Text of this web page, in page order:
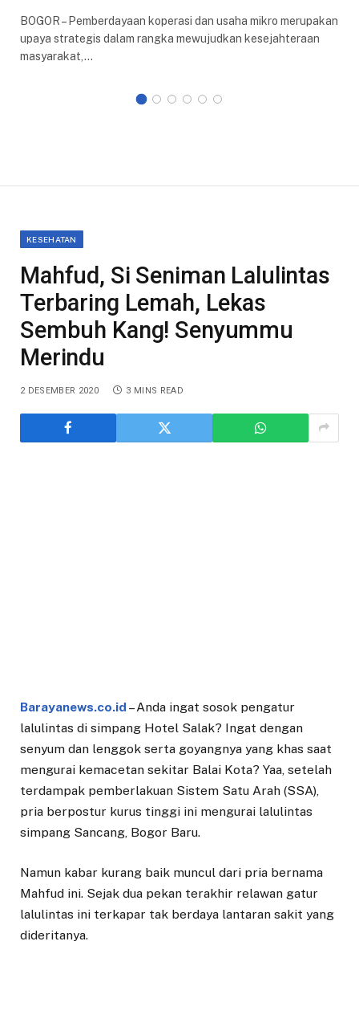
BOGOR – Pemberdayaan koperasi dan usaha mikro merupakan
upaya strategis dalam rangka mewujudkan kesejahteraan
masyarakat,…
KESEHATAN
Mahfud, Si Seniman Lalulintas
Terbaring Lemah, Lekas
Sembuh Kang! Senyummu
Merindu
2 DESEMBER 2020 3 MINS READ
Barayanews.co.id – Anda ingat sosok pengatur
lalulintas di simpang Hotel Salak? Ingat dengan
senyum dan lenggok serta goyangnya yang khas saat
mengurai kemacetan sekitar Balai Kota? Yaa, setelah
terdampak pemberlakuan Sistem Satu Arah (SSA),
pria berpostur kurus tinggi ini mengurai lalulintas
simpang Sancang, Bogor Baru.
Namun kabar kurang baik muncul dari pria bernama
Mahfud ini. Sejak dua pekan terakhir relawan gatur
lalulintas ini terkapar tak berdaya lantaran sakit yang
dideritanya.